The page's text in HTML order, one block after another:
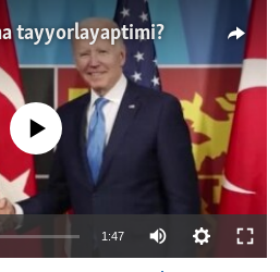
tayyorlayaptimi?
currently available
1:47